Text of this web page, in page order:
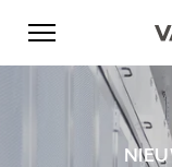
Naar content
Naar
Ga naar footer
Vattenfall/John
Naar